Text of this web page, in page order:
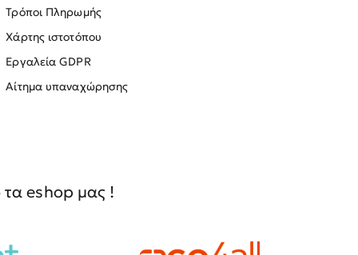
Τρόποι Πληρωμής
Χάρτης ιστοτόπου
Εργαλεία GDPR
Αίτημα υπαναχώρησης
eshop μας !